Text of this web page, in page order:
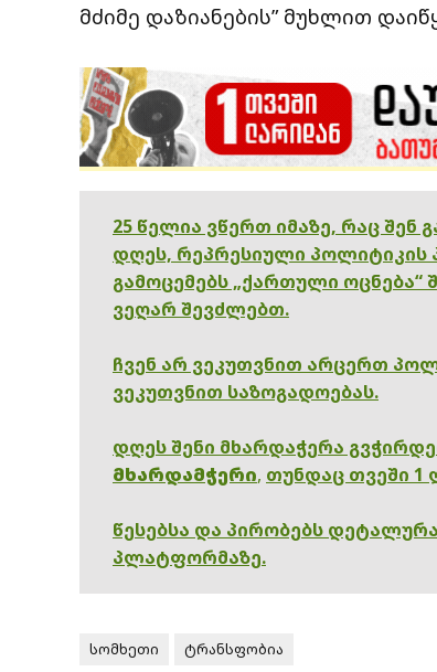
მძიმე დაზიანების” მუხლით
25 წელია ვწერთ იმაზე, რაც შენ
დღეს, რეპრესიული პოლიტიკის
გამოცემებს „ქართული ოცნება“
ვეღარ შევძლებთ.
ჩვენ არ ვეკუთვნით არცერთ
ვეკუთვნით საზოგადოებას.
დღეს შენი მხარდაჭერა
მხარდამჭერი, თუნდაც თვეში 1
წესებსა და პირობებს
პლატფორმაზე.
სომხეთი ტრანსფობია